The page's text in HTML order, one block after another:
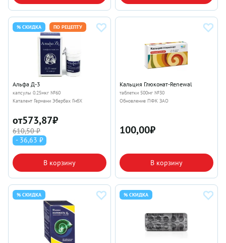
% СКИДКА ПО РЕЦЕПТУ
Альфа Д-3
капсулы 0.25мкг №60
Каталент Германи Эбербах ГмбХ
от573,87₽
610,50 ₽
- 36,63 ₽
В корзину
Кальция Глюконат-Renewal
таблетки 500мг №30
Обновление ПФК ЗАО
100,00₽
В корзину
% СКИДКА % СКИДКА